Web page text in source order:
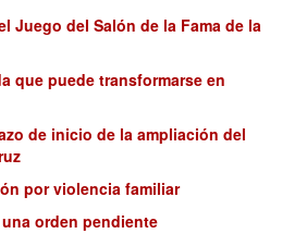
Juego del Salón de la Fama de la
que puede transformarse en
de inicio de la ampliación del
por violencia familiar
orden pendiente